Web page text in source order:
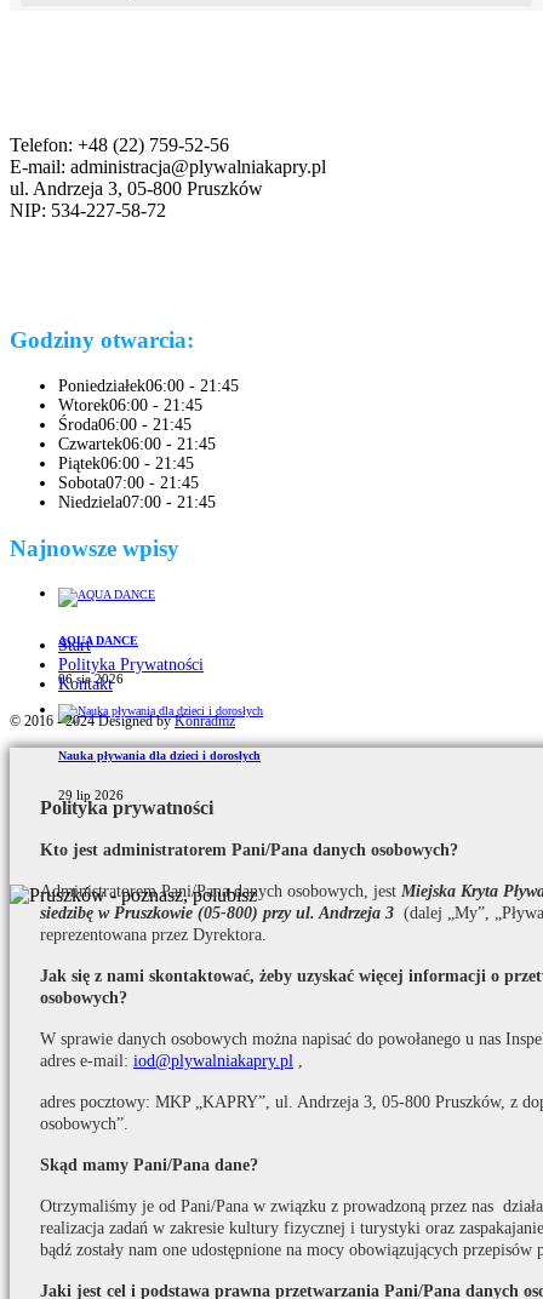
Telefon: +48 (22) 759-52-56
E-mail: administracja@plywalniakapry.pl
ul. Andrzeja 3, 05-800 Pruszków
NIP: 534-227-58-72
Godziny otwarcia:
Poniedziałek06:00 - 21:45
Wtorek06:00 - 21:45
Środa06:00 - 21:45
Czwartek06:00 - 21:45
Piątek06:00 - 21:45
Sobota07:00 - 21:45
Niedziela07:00 - 21:45
Najnowsze wpisy
AQUA DANCE
06 sie 2026
Nauka pływania dla dzieci i dorosłych
29 lip 2026
Start
Polityka Prywatności
Kontakt
© 2016 - 2024 Designed byKonradmz
Polityka prywatności
Kto jest administratorem Pani/Pana danych osobowych?
Administratorem Pani/Pana danych osobowych, jest Miejska Kryta
siedzibę w Pruszkowie (05-800) przy ul. Andrzeja 3 (dalej „My”,
reprezentowana przez Dyrektora.
Jak się z nami skontaktować, żeby uzyskać więcej informacji o
osobowych?
W sprawie danych osobowych można napisać do powołanego u nas
adres e-mail: iod@plywalniakapry.pl ,
adres pocztowy: MKP „KAPRY”, ul. Andrzeja 3, 05-800 Pruszków, z
osobowych”.
Skąd mamy Pani/Pana dane?
Otrzymaliśmy je od Pani/Pana w związku z prowadzoną przez nas
realizacja zadań w zakresie kultury fizycznej i turystyki oraz
bądź zostały nam one udostępnione na mocy obowiązujących przepisów
Jaki jest cel i podstawa prawna przetwarzania Pani/Pana danych